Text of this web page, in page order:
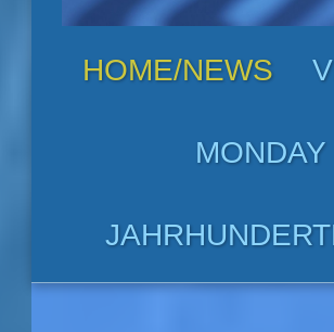
HOME/NEWS